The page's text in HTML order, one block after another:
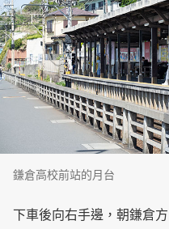
鎌倉高校前站的月台
下車後向右手邊，朝鎌倉